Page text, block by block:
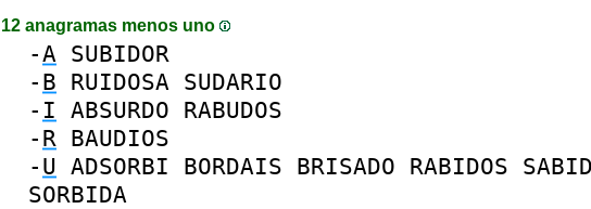
12 anagramas menos uno
-A SUBIDOR
- B RUIDOSA SUDARIO
- I ABSURDO RABUDOS
- R BAUDIOS
- U ADSORBI BORDAIS BRISADO RABIDOS
SORBIDA